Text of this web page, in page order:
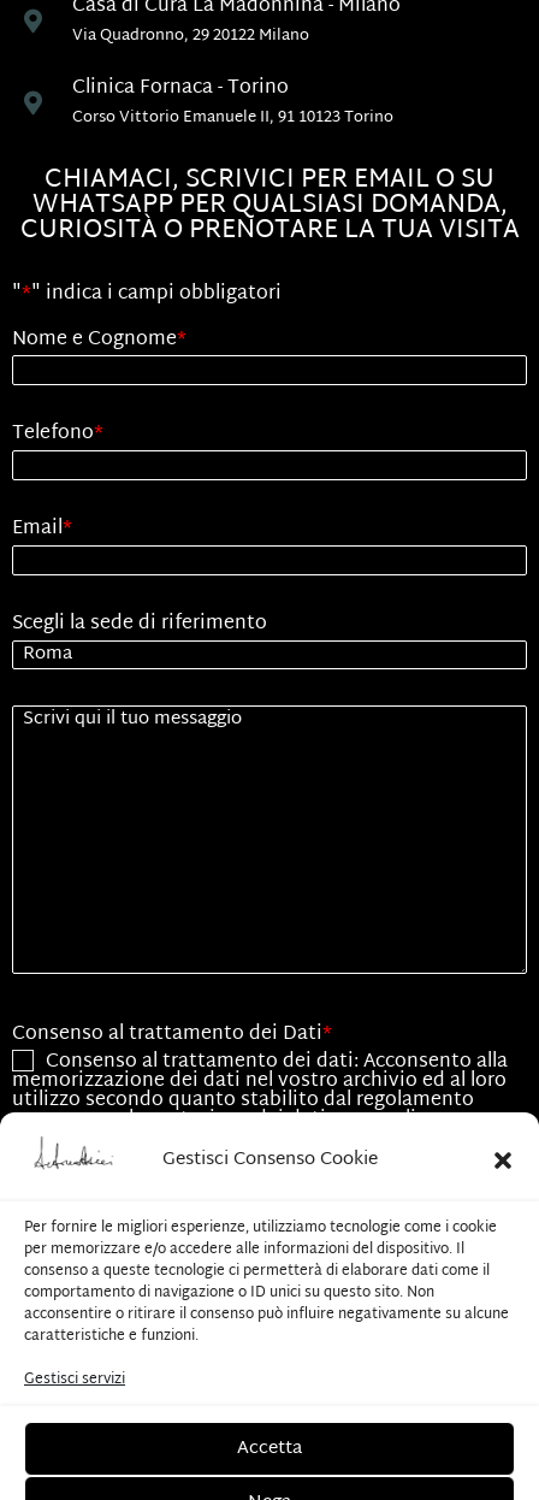
Gestisci Consenso Cookie
Per fornire le migliori esperienze, utilizziamo tecnologie come i cookie
per memorizzare e/o accedere alle informazioni del dispositivo. Il
consenso a queste tecnologie ci permetterà di elaborare dati come il
comportamento di navigazione o ID unici su questo sito. Non
acconsentire o ritirare il consenso può influire negativamente su alcune
caratteristiche e funzioni.
Gestisci servizi
Accetta
Via Quadronno, 29 20122 Milano
Clinica Fornaca - Torino
Corso Vittorio Emanuele II, 91 10123 Torino
CHIAMACI, SCRIVICI PER EMAIL O SU
WHATSAPP PER QUALSIASI DOMANDA,
CURIOSITÀ O PRENOTARE LA TUA VISITA
"*" indica i campi obbligatori
Nome e Cognome*
Telefono*
Email*
Scegli la sede di riferimento
Senza
Titolo
Consenso al trattamento dei Dati*
Consenso al trattamento dei dati: Acconsento alla
memorizzazione dei dati nel vostro archivio ed al loro
utilizzo secondo quanto stabilito dal regolamento
europeo per la protezione dei dati personali n.
679/2016, GDPR.
Acconsento all'utilizzo dei dati esclusivamente per
le finalità associate alla presente richiesta
CAPTCHA
Invia